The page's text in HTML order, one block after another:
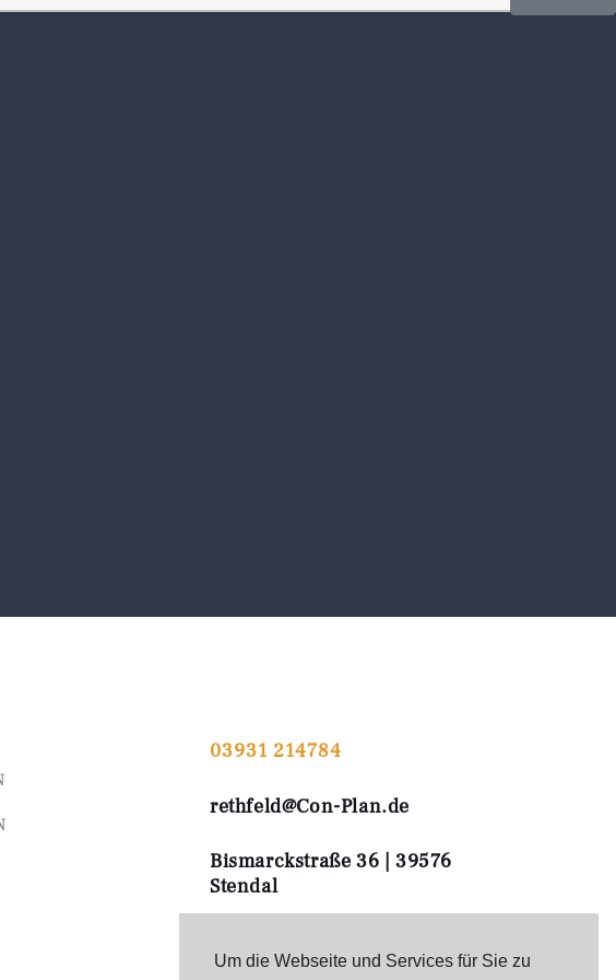
Um die Webseite und Services für Sie zu
03931 214784
rethfeld@Con-Plan.de
Bismarckstraße 36 | 39576
Stendal